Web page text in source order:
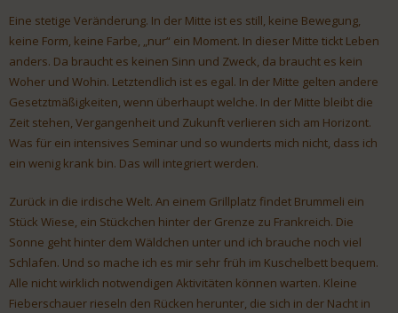
Eine stetige Veränderung. In der Mitte ist es still, keine Bewegung,
keine Form, keine Farbe, „nur“ ein Moment. In dieser Mitte tickt Leben
anders. Da braucht es keinen Sinn und Zweck, da braucht es kein
Woher und Wohin. Letztendlich ist es egal. In der Mitte gelten andere
Gesetztmäßigkeiten, wenn überhaupt welche. In der Mitte bleibt die
Zeit stehen, Vergangenheit und Zukunft verlieren sich am Horizont.
Was für ein intensives Seminar und so wunderts mich nicht, dass ich
ein wenig krank bin. Das will integriert werden.
Zurück in die irdische Welt. An einem Grillplatz findet Brummeli ein
Stück Wiese, ein Stückchen hinter der Grenze zu Frankreich. Die
Sonne geht hinter dem Wäldchen unter und ich brauche noch viel
Schlafen. Und so mache ich es mir sehr früh im Kuschelbett bequem.
Alle nicht wirklich notwendigen Aktivitäten können warten. Kleine
Fieberschauer rieseln den Rücken herunter, die sich in der Nacht in